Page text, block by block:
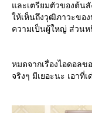
ละเตรียมตัวของต้นสั
ห้เห็นถึงวุฒิภาวะของ
ความเป็นผู้ใหญ่ ส่วน
หมดจากเรื่องไอดอลข
จริงๆ มีเยอะนะ เอาที่